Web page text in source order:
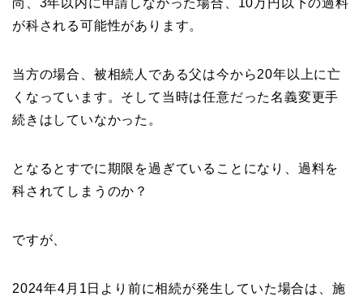
が科される可能性があります。
当方の場合、被相続人である父は今から20年以上に亡
くなっています。そして当時は任意だった名義変更手
続きはしていなかった。
となるとすでに期限を過ぎていることになり、過料を
科されてしまうのか？
ですが、
2024年4月1日より前に相続が発生していた場合は、施